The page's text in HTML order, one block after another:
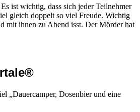
ist wichtig, dass sich jeder Teilnehmer
gleich doppelt so viel Freude. Wichtig
mit ihnen zu Abend isst. Der Mörder hat
„Dauercamper, Dosenbier und eine